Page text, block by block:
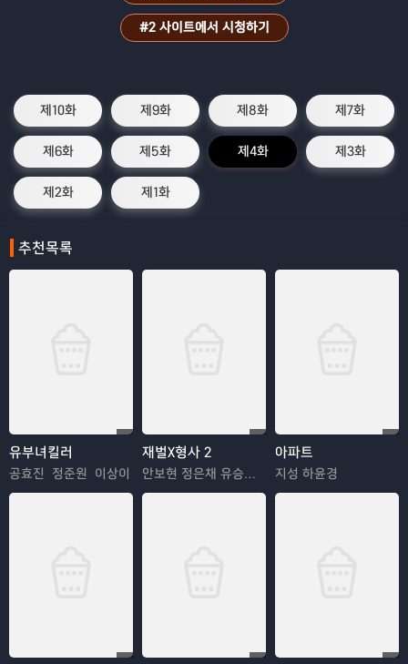
#2 사이트에서 시청하기
제10화 제9화 제8화 제7화
제6화 제5화 제4화 제3화
제2화 제1화
추천목록
유부녀킬러
공효진 정준원 이상이
재벌X형사 2
안보현 정은채 유승호 김혜은
아파트
지성 하윤경